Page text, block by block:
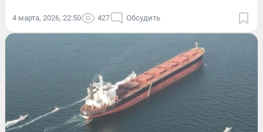
4 марта, 2026, 22:50 427 Обсудить